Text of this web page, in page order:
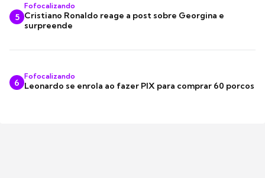
5
Fofocalizando
Cristiano Ronaldo reage a post sobre Georgina e
surpreende
6
Fofocalizando
Leonardo se enrola ao fazer PIX para comprar 60 porcos